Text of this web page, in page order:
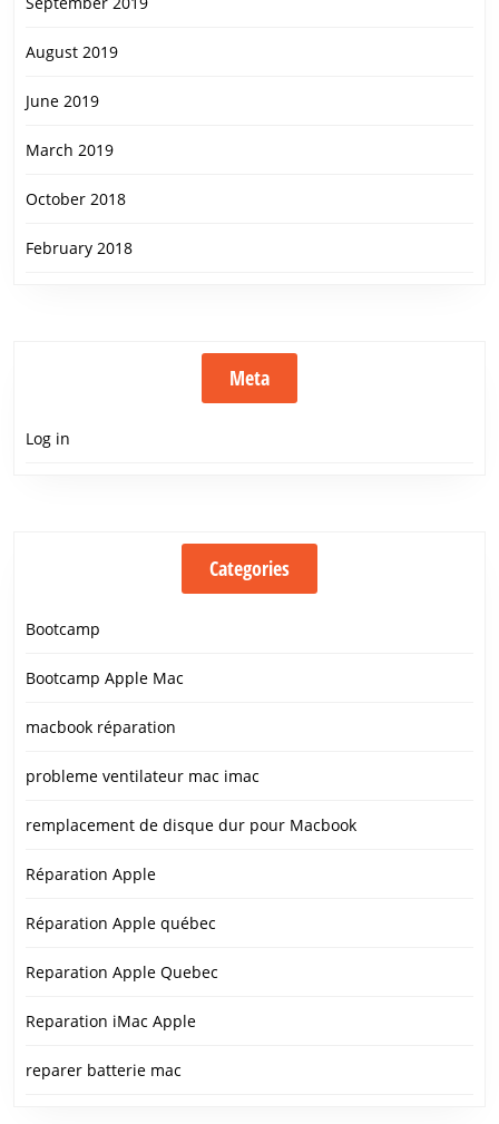
August 2019
June 2019
March 2019
October 2018
February 2018
Meta
Log in
Categories
Bootcamp
Bootcamp Apple Mac
macbook réparation
probleme ventilateur mac imac
remplacement de disque dur pour Macbook
Réparation Apple
Réparation Apple québec
Reparation Apple Quebec
Reparation iMac Apple
reparer batterie mac